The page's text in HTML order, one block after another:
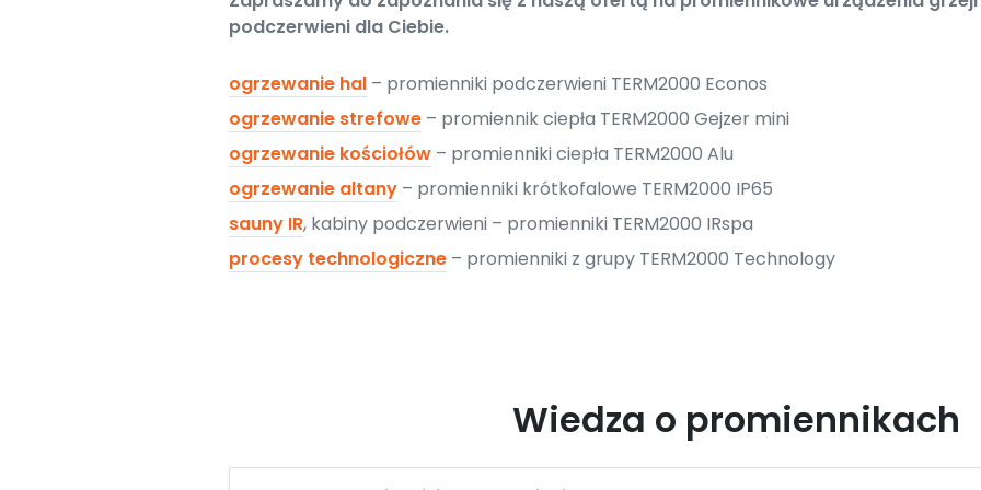
podczerwieni dla Ciebie.
ogrzewanie hal – promienniki podczerwieni TERM2000 Econos
ogrzewanie strefowe – promiennik ciepła TERM2000 Gejzer mini
ogrzewanie kościołów – promienniki ciepła TERM2000 Alu
ogrzewanie altany – promienniki krótkofalowe TERM2000 IP65
sauny IR, kabiny podczerwieni – promienniki TERM2000 IRspa
procesy technologiczne – promienniki z grupy TERM2000 Technology
Wiedza o promiennikach